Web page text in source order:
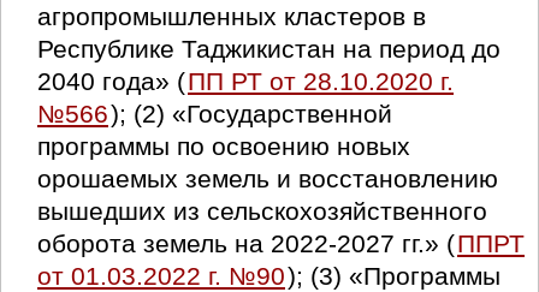
агропромышленных кластеров в
Республике Таджикистан на период до
2040 года» (ПП РТ от 28.10.2020 г.
№566); (2) «Государственной
программы по освоению новых
орошаемых земель и восстановлению
вышедших из сельскохозяйственного
оборота земель на 2022-2027 гг.» (ППРТ
от 01.03.2022 г. №90); (3) «Программы